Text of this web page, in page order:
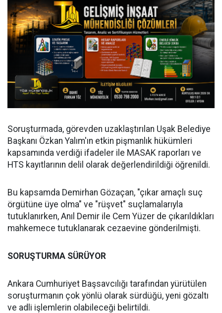
Soruşturmada, görevden uzaklaştırılan Uşak Belediye
Başkanı Özkan Yalım'ın etkin pişmanlık hükümleri
kapsamında verdiği ifadeler ile MASAK raporları ve
HTS kayıtlarının delil olarak değerlendirildiği öğrenildi.
Bu kapsamda Demirhan Gözaçan, "çıkar amaçlı suç
örgütüne üye olma" ve "rüşvet" suçlamalarıyla
tutuklanırken, Anıl Demir ile Cem Yüzer de çıkarıldıkları
mahkemece tutuklanarak cezaevine gönderilmişti.
SORUŞTURMA SÜRÜYOR
Ankara Cumhuriyet Başsavcılığı tarafından yürütülen
soruşturmanın çok yönlü olarak sürdüğü, yeni gözaltı
ve adli işlemlerin olabileceği belirtildi.